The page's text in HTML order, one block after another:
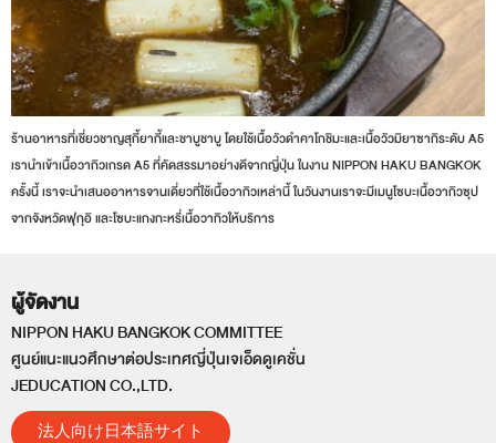
ร้านอาหารที่เชี่ยวชาญสุกี้ยากี้และชาบูชาบู โดยใช้เนื้อวัวดำคาโกชิมะและเนื้อวัวมิยาซากิระดับ A5
เรานำเข้าเนื้อวากิวเกรด A5 ที่คัดสรรมาอย่างดีจากญี่ปุ่น ในงาน NIPPON HAKU BANGKOK
ครั้งนี้ เราจะนำเสนออาหารจานเดี่ยวที่ใช้เนื้อวากิวเหล่านี้ ในวันงานเราจะมีเมนูโซบะเนื้อวากิวซุป
จากจังหวัดฟุกุอิ และโซบะแกงกะหรี่เนื้อวากิวให้บริการ
ผู้จัดงาน
NIPPON HAKU BANGKOK COMMITTEE
ศูนย์แนะแนวศึกษาต่อประเทศญี่ปุ่นเจเอ็ดดูเคชั่น
JEDUCATION CO.,LTD.
法人向け日本語サイト